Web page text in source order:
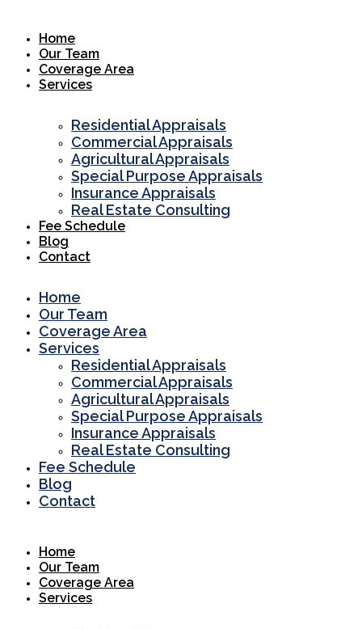
contentHome
Our Team
Coverage Area
Services
Residential Appraisals
Commercial Appraisals
Agricultural Appraisals
Special Purpose Appraisals
Insurance Appraisals
Real Estate Consulting
Fee Schedule
Blog
Contact
Home
Our Team
Coverage Area
Services
Residential Appraisals
Commercial Appraisals
Agricultural Appraisals
Special Purpose Appraisals
Insurance Appraisals
Real Estate Consulting
Fee Schedule
Blog
Contact
Home
Our Team
Coverage Area
Services